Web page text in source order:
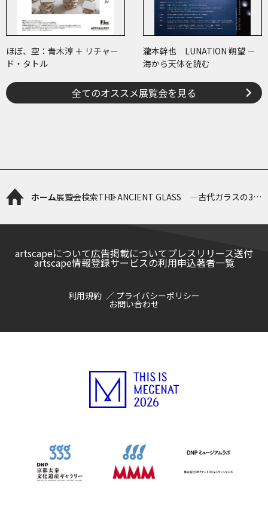
ほぼ、空：青木淳 ＋ リチャー
ド・タトル
瀧本幹也 LUNATION 朔望 －
海から天体を読む
全てのオススメ展覧会を見る
ホーム展覧会検索THE ANCIENT GLASS ―古代ガラスの3つ
artscapeについて広告掲載についてプレスリリース送付
artscape情報登録サービスの利用申込著者一覧
利用規約 プライバシーポリシー
お問い合わせ